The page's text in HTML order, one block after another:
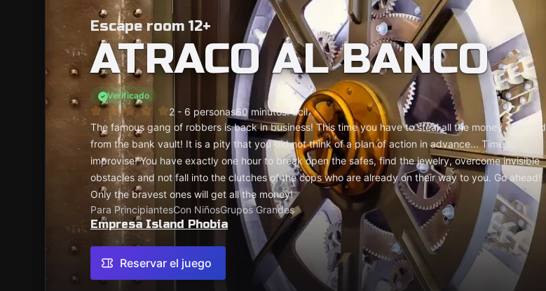
Escape room 12+
ATRACO AL BANCO
Verificado
2 - 6 personas60 minutosFácil
The famous gang of robbers is back in business! This time you have to steal all the money and gold
from the bank vault! It is a pity that you did not think of a plan of action in advance... Time to
improvise! You have exactly one hour to break open the safes, find the jewelry, overcome invisible
obstacles and not fall into the clutches of the cops who are already on their way to you. Go ahead!
Only the bravest ones will get all the money!
Para PrincipiantesCon NiñosGrupos Grandes
Empresa Island Phobia
Reservar el juego